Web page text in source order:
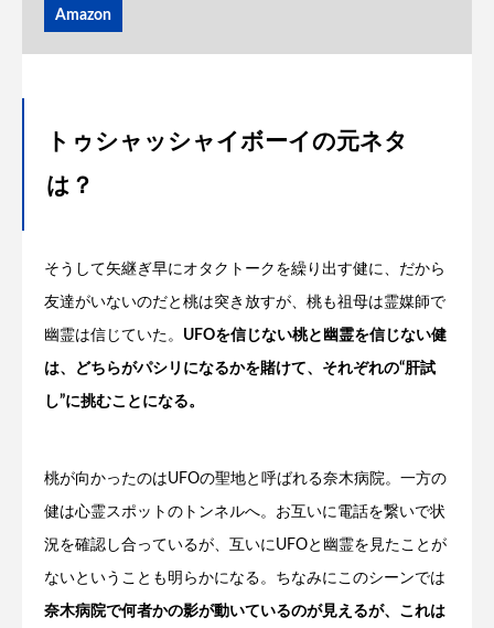
Amazon
トゥシャッシャイボーイの元ネタ
は？
そうして矢継ぎ早にオタクトークを繰り出す健に、だから
友達がいないのだと桃は突き放すが、桃も祖母は霊媒師で
幽霊は信じていた。 UFOを信じない桃と幽霊を信じない健
は、どちらがパシリになるかを賭けて、それぞれの“肝試
し”に挑むことになる。
桃が向かったのはUFOの聖地と呼ばれる奈木病院。一方の
健は心霊スポットのトンネルへ。お互いに電話を繋いで状
況を確認し合っているが、互いにUFOと幽霊を見たことが
ないということも明らかになる。ちなみにこのシーンでは
奈木病院で何者かの影が動いているのが見えるが、これは